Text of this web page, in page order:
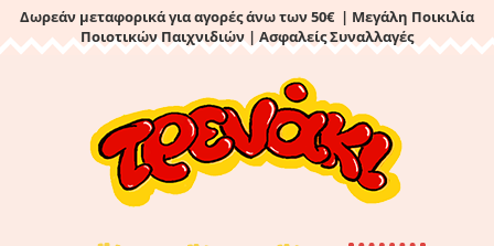
Δωρεάν μεταφορικά για αγορές άνω των 50€ | Μεγάλη Ποικιλία
Ποιοτικών Παιχνιδιών | Ασφαλείς Συναλλαγές